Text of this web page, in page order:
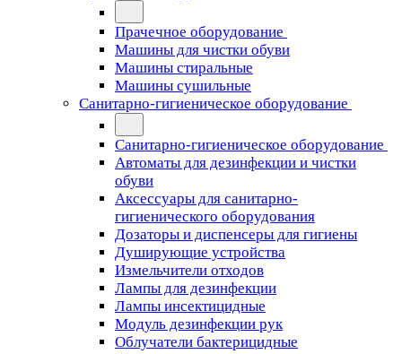
Прачечное оборудование
Машины для чистки обуви
Машины стиральные
Машины сушильные
Санитарно-гигиеническое оборудование
Санитарно-гигиеническое оборудование
Автоматы для дезинфекции и чистки
обуви
Аксессуары для санитарно-
гигиенического оборудования
Дозаторы и диспенсеры для гигиены
Душирующие устройства
Измельчители отходов
Лампы для дезинфекции
Лампы инсектицидные
Модуль дезинфекции рук
Облучатели бактерицидные